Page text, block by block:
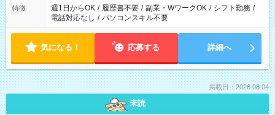
特徴 週1日からOK / 履歴書不要 / 副業・WワークOK / シフト勤務 /
電話対応なし / パソコンスキル不要
気になる！ 応募する 詳細へ
掲載日：2026.08.04
未読